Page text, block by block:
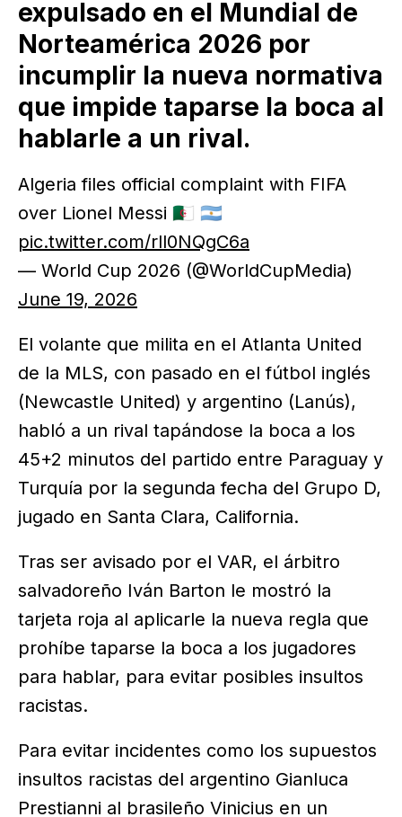
expulsado en el Mundial de
Norteamérica 2026 por
incumplir la nueva normativa
que impide taparse la boca al
hablarle a un rival.
Algeria files official complaint with FIFA
over Lionel Messi 🇩🇿 🇦🇷
pic.twitter.com/rll0NQgC6a
— World Cup 2026 (@WorldCupMedia)
June 19, 2026
El volante que milita en el Atlanta United
de la MLS, con pasado en el fútbol inglés
(Newcastle United) y argentino (Lanús),
habló a un rival tapándose la boca a los
45+2 minutos del partido entre Paraguay y
Turquía por la segunda fecha del Grupo D,
jugado en Santa Clara, California.
Tras ser avisado por el VAR, el árbitro
salvadoreño Iván Barton le mostró la
tarjeta roja al aplicarle la nueva regla que
prohíbe taparse la boca a los jugadores
para hablar, para evitar posibles insultos
racistas.
Para evitar incidentes como los supuestos
insultos racistas del argentino Gianluca
Prestianni al brasileño Vinicius en un